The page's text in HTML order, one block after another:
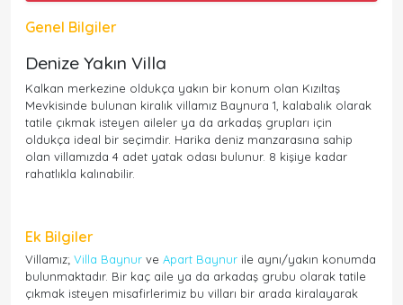
Genel Bilgiler
Denize Yakın Villa
Kalkan merkezine oldukça yakın bir konum olan Kızıltaş
Mevkisinde bulunan kiralık villamız Baynura 1, kalabalık olarak
tatile çıkmak isteyen aileler ya da arkadaş grupları için
oldukça ideal bir seçimdir. Harika deniz manzarasına sahip
olan villamızda 4 adet yatak odası bulunur. 8 kişiye kadar
rahatlıkla kalınabilir.
Ek Bilgiler
Villamız; Villa Baynur ve Apart Baynur ile aynı/yakın konumda
bulunmaktadır. Bir kaç aile ya da arkadaş grubu olarak tatile
çıkmak isteyen misafirlerimiz bu vilları bir arada kiralayarak